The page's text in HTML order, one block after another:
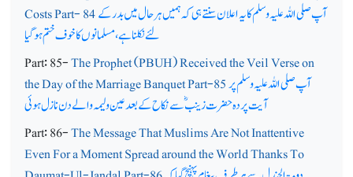
Costs Part- 84آپ صلی اللہ علیہ وسلم کا یہ اعلان سنتے ہی کہ ہمیں ہر حال میں بدر کے
لئے نکلنا ہے،مسلمانوں کا خوف ختم ہوگیا
Part: 85-The Prophet (PBUH) Received the Veil Verse on
the Day of the Marriage Banquet Part-85آپ صلی اللہ علیہ وسلم پر
آیت پردہ حضرت زینبؓ سے نکاح کے بعد عین ولیمہ والے دن نازل ہوئی
Part: 86-The Message That Muslims Are Not Inattentive
Even For a Moment Spread around the World Thanks To